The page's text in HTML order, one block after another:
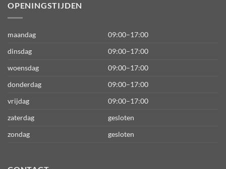
OPENINGSTIJDEN
maandag
09:00–17:00
dinsdag
09:00–17:00
woensdag
09:00–17:00
donderdag
09:00–17:00
vrijdag
09:00–17:00
zaterdag
gesloten
zondag
gesloten